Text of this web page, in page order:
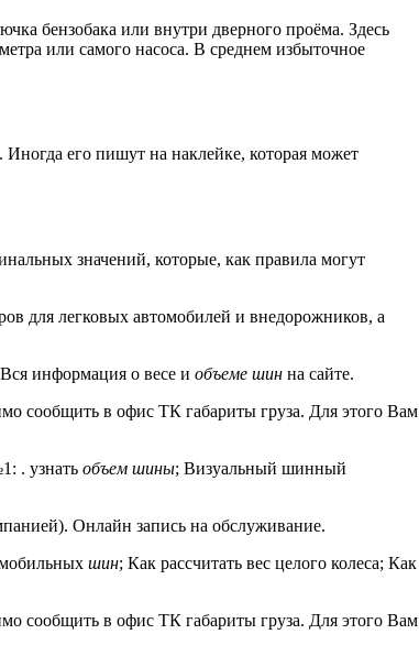
бензобака или внутри дверного проёма. Здесь
или самого насоса. В среднем избыточное
его пишут на наклейке, которая может
значений, которые, как правила могут
для легковых автомобилей и внедорожников, а
информация о весе и объеме шин на сайте.
сообщить в офис ТК габариты груза. Для этого Вам
. узнать объем шины; Визуальный шинный
Онлайн запись на обслуживание.
шин; Как рассчитать вес целого колеса; Как
сообщить в офис ТК габариты груза. Для этого Вам